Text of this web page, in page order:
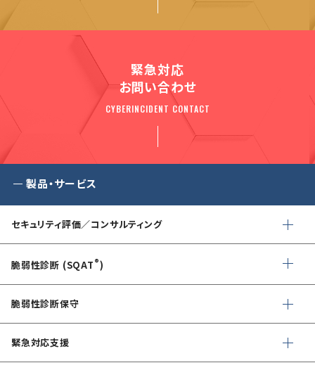
緊急対応
お問い合わせ
CYBERINCIDENT CONTACT
製品・サービス
セキュリティ評価／コンサルティング
情報セキュリティ・アドバイザリ
サイバーセキュリティ対策支援
ランサムウェアに対応したIT-BCP策定支援
自動車部品業界向け
脆弱性診断 (SQAT®)
Webアプリケーション・API脆弱性診断
スマホアプリ脆弱性診断
脆弱性診断保守
デイリー自動脆弱性診断
緊急対応支援